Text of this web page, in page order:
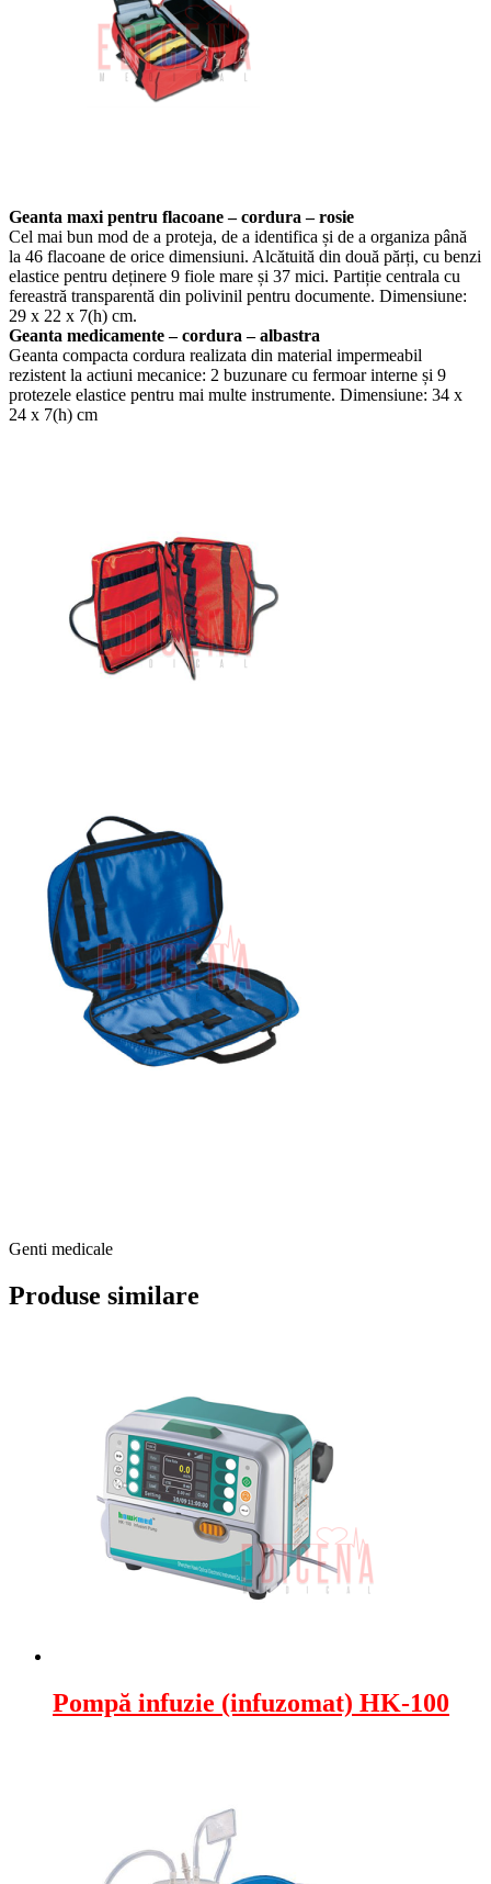
Geanta maxi pentru flacoane – cordura – rosie
Cel mai bun mod de a proteja, de a identifica și de a organiza până
la 46 flacoane de orice dimensiuni. Alcătuită din două părți, cu benzi
elastice pentru deținere 9 fiole mare și 37 mici. Partiție centrala cu
fereastră transparentă din polivinil pentru documente. Dimensiune:
29 x 22 x 7(h) cm.
Geanta medicamente – cordura – albastra
Geanta compacta cordura realizata din material impermeabil
rezistent la actiuni mecanice: 2 buzunare cu fermoar interne și 9
protezele elastice pentru mai multe instrumente. Dimensiune: 34 x
24 x 7(h) cm
Genti medicale
Produse similare
Pompă infuzie (infuzomat) HK-100